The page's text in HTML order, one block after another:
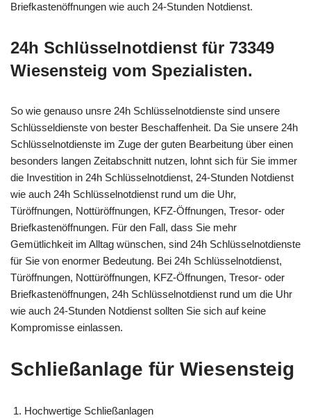
Briefkastenöffnungen wie auch 24-Stunden Notdienst.
24h Schlüsselnotdienst für 73349
Wiesensteig vom Spezialisten.
So wie genauso unsre 24h Schlüsselnotdienste sind unsere
Schlüsseldienste von bester Beschaffenheit. Da Sie unsere 24h
Schlüsselnotdienste im Zuge der guten Bearbeitung über einen
besonders langen Zeitabschnitt nutzen, lohnt sich für Sie immer
die Investition in 24h Schlüsselnotdienst, 24-Stunden Notdienst
wie auch 24h Schlüsselnotdienst rund um die Uhr,
Türöffnungen, Nottüröffnungen, KFZ-Öffnungen, Tresor- oder
Briefkastenöffnungen. Für den Fall, dass Sie mehr
Gemütlichkeit im Alltag wünschen, sind 24h Schlüsselnotdienste
für Sie von enormer Bedeutung. Bei 24h Schlüsselnotdienst,
Türöffnungen, Nottüröffnungen, KFZ-Öffnungen, Tresor- oder
Briefkastenöffnungen, 24h Schlüsselnotdienst rund um die Uhr
wie auch 24-Stunden Notdienst sollten Sie sich auf keine
Kompromisse einlassen.
Schließanlage für Wiesensteig
Hochwertige Schließanlagen